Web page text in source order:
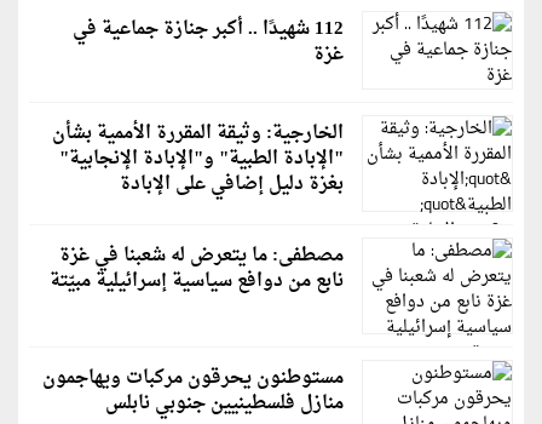
112 شهيدًا .. أكبر جنازة جماعية في
غزة
الخارجية: وثيقة المقررة الأممية بشأن
"الإبادة الطبية" و"الإبادة الإنجابية"
بغزة دليل إضافي على الإبادة
مصطفى: ما يتعرض له شعبنا في غزة
نابع من دوافع سياسية إسرائيلية مبيّتة
مستوطنون يحرقون مركبات ويهاجمون
منازل فلسطينيين جنوبي نابلس